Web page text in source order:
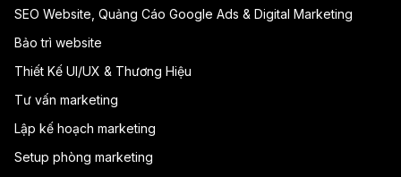
SEO Website, Quảng Cáo Google Ads & Digital Marketing
Bảo trì website
Thiết Kế UI/UX & Thương Hiệu
Tư vấn marketing
Lập kế hoạch marketing
Setup phòng marketing